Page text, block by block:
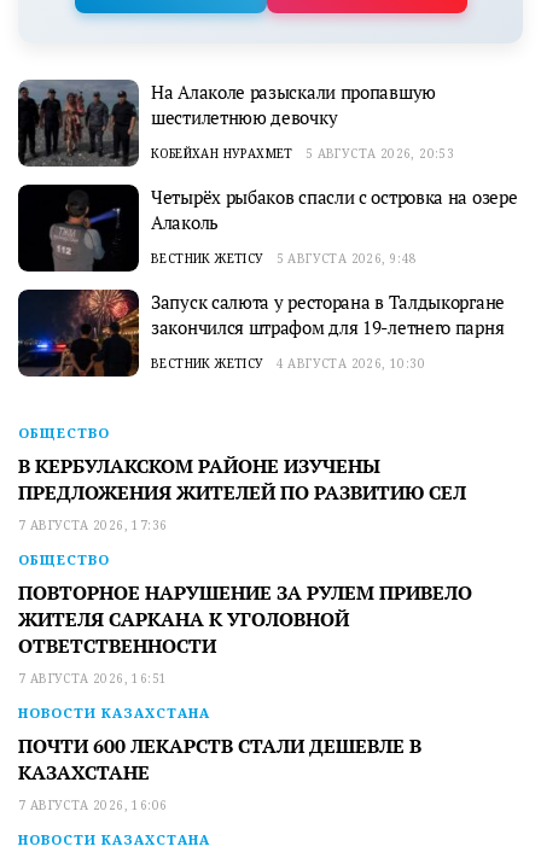
На Алаколе разыскали пропавшую
шестилетнюю девочку
КОБЕЙХАН НУРАХМЕТ 5 АВГУСТА 2026, 20:53
Четырёх рыбаков спасли с островка на озере
Алаколь
ВЕСТНИК ЖЕТІСУ 5 АВГУСТА 2026, 9:48
Запуск салюта у ресторана в Талдыкоргане
закончился штрафом для 19-летнего парня
ВЕСТНИК ЖЕТІСУ 4 АВГУСТА 2026, 10:30
ОБЩЕСТВО
В КЕРБУЛАКСКОМ РАЙОНЕ ИЗУЧЕНЫ
ПРЕДЛОЖЕНИЯ ЖИТЕЛЕЙ ПО РАЗВИТИЮ СЕЛ
7 АВГУСТА 2026, 17:36
ОБЩЕСТВО
ПОВТОРНОЕ НАРУШЕНИЕ ЗА РУЛЕМ ПРИВЕЛО
ЖИТЕЛЯ САРКАНА К УГОЛОВНОЙ
ОТВЕТСТВЕННОСТИ
7 АВГУСТА 2026, 16:51
НОВОСТИ КАЗАХСТАНА
ПОЧТИ 600 ЛЕКАРСТВ СТАЛИ ДЕШЕВЛЕ В
КАЗАХСТАНЕ
7 АВГУСТА 2026, 16:06
НОВОСТИ КАЗАХСТАНА